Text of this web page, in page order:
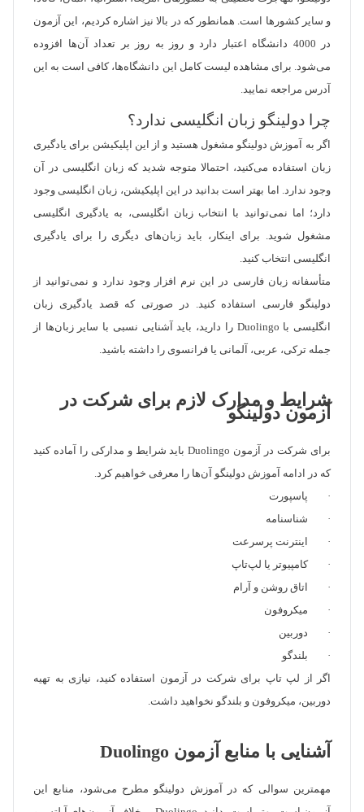
و سایر کشورها است. همانطور که در بالا نیز اشاره کردیم، این آزمون
در 4000 دانشگاه اعتبار دارد و روز به روز بر تعداد آن‌ها افزوده
می‌شود. برای مشاهده لیست کامل این دانشگاه‌ها، کافی است به این
آدرس مراجعه نمایید.
چرا دولینگو زبان انگلیسی ندارد؟
اگر به آموزش دولینگو مشغول هستید و از این اپلیکیشن برای یادگیری
زبان استفاده می‌کنید، احتمالا متوجه شدید که زبان انگلیسی در آن
وجود ندارد. اما بهتر است بدانید در این اپلیکیشن، زبان انگلیسی وجود
دارد؛ اما نمی‌توانید با انتخاب زبان انگلیسی، به یادگیری انگلیسی
مشغول شوید. برای اینکار، باید زبان‌های دیگری را برای یادگیری
انگلیسی انتخاب کنید.
متأسفانه زبان فارسی در این نرم افزار وجود ندارد و نمی‌توانید از
دولینگو فارسی استفاده کنید. در صورتی که قصد یادگیری زبان
انگلیسی با Duolingo را دارید، باید آشنایی نسبی با سایر زبان‌ها از
جمله ترکی، عربی، آلمانی یا فرانسوی را داشته باشید.
شرایط و مدارک لازم برای شرکت در
آزمون دولینگو
برای شرکت در آزمون Duolingo باید شرایط و مدارکی را آماده کنید
که در ادامه آموزش دولینگو آن‌ها را معرفی خواهیم کرد.
· پاسپورت
· شناسنامه
· اینترنت پرسرعت
· کامپیوتر یا لپ‌تاپ
· اتاق روشن و آرام
· میکروفون
· دوربین
· بلندگو
اگر از لپ تاپ برای شرکت در آزمون استفاده کنید، نیازی به تهیه
دوربین، میکروفون و بلندگو نخواهید داشت.
آشنایی با منابع آزمون Duolingo
مهمترین سوالی که در آموزش دولینگو مطرح می‌شود، منابع این